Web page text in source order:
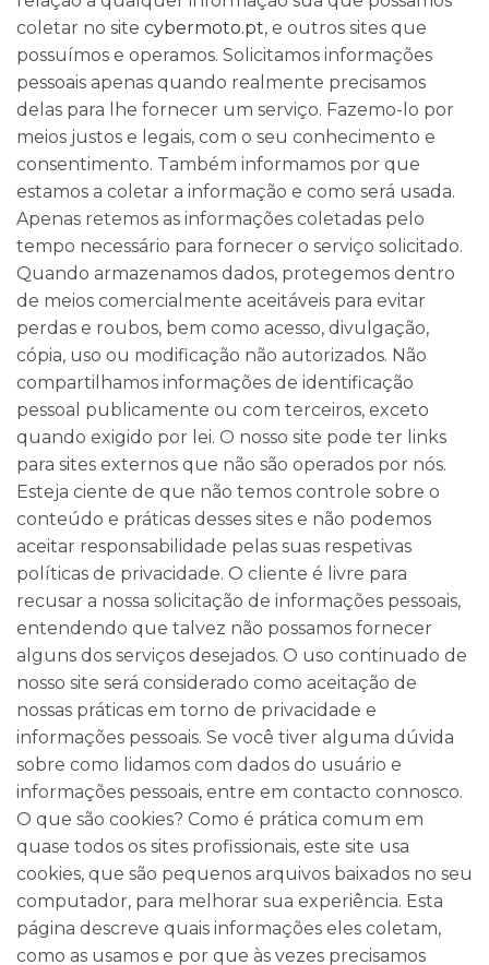
coletar no site cybermoto.pt, e outros sites que
possuímos e operamos. Solicitamos informações
pessoais apenas quando realmente precisamos
delas para lhe fornecer um serviço. Fazemo-lo por
meios justos e legais, com o seu conhecimento e
consentimento. Também informamos por que
estamos a coletar a informação e como será usada.
Apenas retemos as informações coletadas pelo
tempo necessário para fornecer o serviço solicitado.
Quando armazenamos dados, protegemos dentro
de meios comercialmente aceitáveis para evitar
perdas e roubos, bem como acesso, divulgação,
cópia, uso ou modificação não autorizados. Não
compartilhamos informações de identificação
pessoal publicamente ou com terceiros, exceto
quando exigido por lei. O nosso site pode ter links
para sites externos que não são operados por nós.
Esteja ciente de que não temos controle sobre o
conteúdo e práticas desses sites e não podemos
aceitar responsabilidade pelas suas respetivas
políticas de privacidade. O cliente é livre para
recusar a nossa solicitação de informações pessoais,
entendendo que talvez não possamos fornecer
alguns dos serviços desejados. O uso continuado de
nosso site será considerado como aceitação de
nossas práticas em torno de privacidade e
informações pessoais. Se você tiver alguma dúvida
sobre como lidamos com dados do usuário e
informações pessoais, entre em contacto connosco.
O que são cookies? Como é prática comum em
quase todos os sites profissionais, este site usa
cookies, que são pequenos arquivos baixados no seu
computador, para melhorar sua experiência. Esta
página descreve quais informações eles coletam,
como as usamos e por que às vezes precisamos